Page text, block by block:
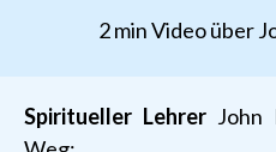
Spiritueller LehrerJohn
2 min Video über